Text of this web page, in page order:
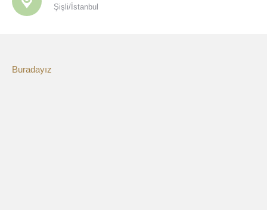
Şişli/İstanbul
Buradayız